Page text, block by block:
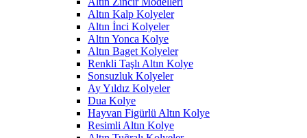
Altın Kalp Kolyeler
Altın İnci Kolyeler
Altın Yonca Kolye
Altın Baget Kolyeler
Renkli Taşlı Altın Kolye
Sonsuzluk Kolyeler
Ay Yıldız Kolyeler
Dua Kolye
Hayvan Figürlü Altın Kolye
Resimli Altın Kolye